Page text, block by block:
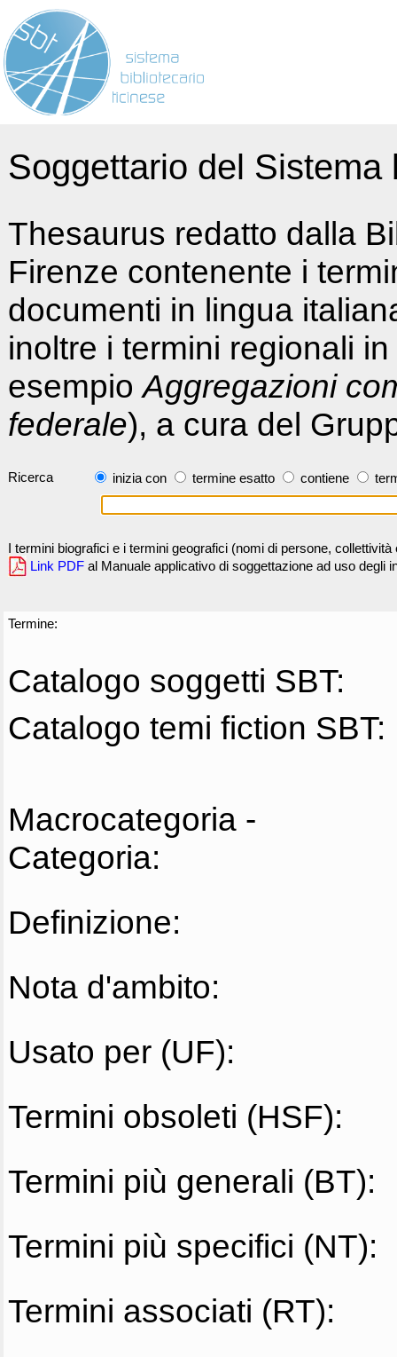
Soggettario del
Thesaurus redatto dalla
Firenze contenente i
documenti in lingua
inoltre i termini regionali
esempioAggregazioni
federale), a cura del
Ricerca inizia con termine esatto contiene
I termini biografici e i termini geografici (nomi di persone,
Link PDF al Manuale applicativo di soggettazione ad uso degli
Termine:
Catalogo soggetti SBT:
Catalogo temi fiction SBT:
Macrocategoria -
Categoria:
Definizione:
Nota d'ambito:
Usato per (UF):
Termini obsoleti (HSF):
Termini più generali (BT):
Termini più specifici (NT):
Termini associati (RT):